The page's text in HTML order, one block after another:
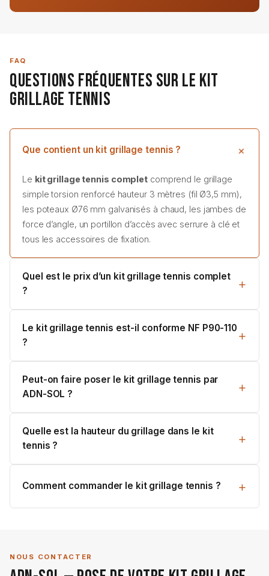
FAQ
Questions Fréquentes sur le Kit
Grillage Tennis
Que contient un kit grillage tennis ?
Le kit grillage tennis complet comprend le grillage
simple torsion renforcé hauteur 3 mètres (fil Ø3,5 mm),
les poteaux Ø76 mm galvanisés à chaud, les jambes de
force d’angle, un portillon d’accès avec serrure à clé et
tous les accessoires de fixation.
Quel est le prix d’un kit grillage tennis complet
?
Le kit grillage tennis est-il conforme NF P90-110
?
Peut-on faire poser le kit grillage tennis par
ADN-SOL ?
Quelle est la hauteur du grillage dans le kit
tennis ?
Comment commander le kit grillage tennis ?
NOUS CONTACTER